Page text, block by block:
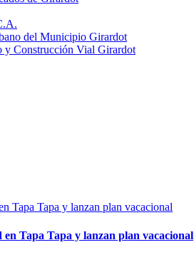
del Municipio Girardot
y Construcción Vial Girardot
Tapa Tapa y lanzan plan vacacional